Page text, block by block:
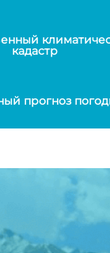
кадастр
прогноз